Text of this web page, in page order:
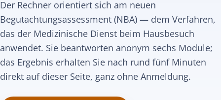
Der Rechner orientiert sich am neuen
Begutachtungsassessment (NBA) — dem Verfahren,
das der Medizinische Dienst beim Hausbesuch
anwendet. Sie beantworten anonym sechs Module;
das Ergebnis erhalten Sie nach rund fünf Minuten
direkt auf dieser Seite, ganz ohne Anmeldung.